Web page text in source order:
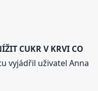
CUKR V KRVI CO
vyjádřil uživatel Anna